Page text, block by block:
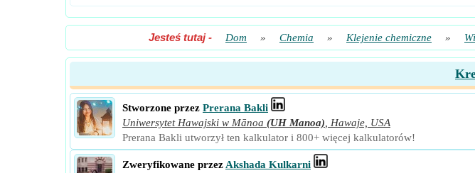
Jesteś tutaj- Dom » Chemia » Klejenie chemiczne »
Stworzone przez Prerana Bakli
Uniwersytet Hawajski w Mānoa (UH Manoa)
Hawaje, USA
Prerana Bakli utworzył ten kalkulator i 800+ więcej kalkulatorów!
Zweryfikowane przez Akshada Kulkarni